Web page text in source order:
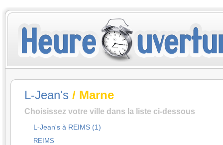
L-Jean's / Marne
Choisissez votre ville dans la liste ci-dessous
L-Jean's à REIMS (1)
REIMS